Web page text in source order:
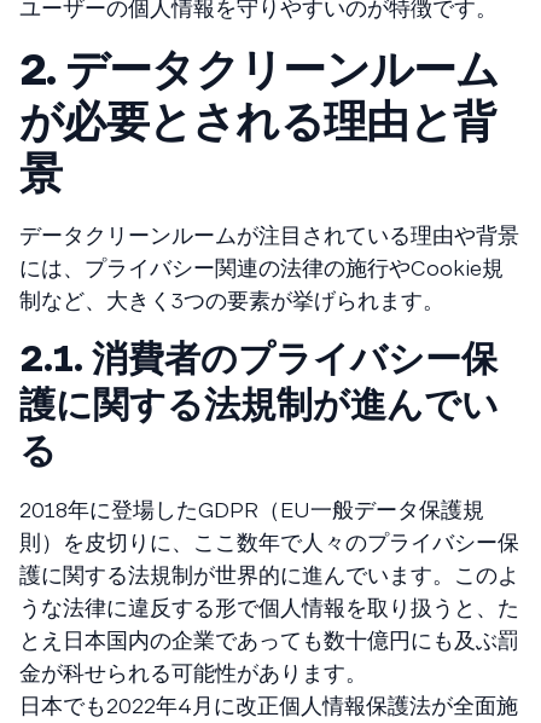
ユーザーの個人情報を守りやすいのが特徴です。
2. データクリーンルーム
が必要とされる理由と背
景
データクリーンルームが注目されている理由や背景
には、プライバシー関連の法律の施行やCookie規
制など、大きく3つの要素が挙げられます。
2.1. 消費者のプライバシー保
護に関する法規制が進んでい
る
2018年に登場したGDPR（EU一般データ保護規
則）を皮切りに、ここ数年で人々のプライバシー保
護に関する法規制が世界的に進んでいます。このよ
うな法律に違反する形で個人情報を取り扱うと、た
とえ日本国内の企業であっても数十億円にも及ぶ罰
金が科せられる可能性があります。
日本でも2022年4月に改正個人情報保護法が全面施